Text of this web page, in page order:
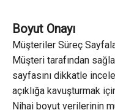
Boyut Onayı
Müşteriler Süreç
Müşteri tarafından
sayfasını dikkatle
açıklığa kavuşturmak
Nihai boyut verilerinin